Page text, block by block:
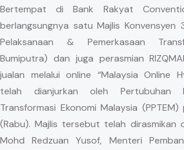
Bertempat di Bank Rakyat
berlangsungnya satu Majlis Konvensyen
Pelaksanaan & Pemerkasaan
Bumiputra) dan juga perasmian
jualan melalui online “Malaysia Online
telah dianjurkan oleh Pertubuhan
Transformasi Ekonomi Malaysia
(Rabu). Majlis tersebut telah dirasmikan
Mohd Redzuan Yusof, Menteri